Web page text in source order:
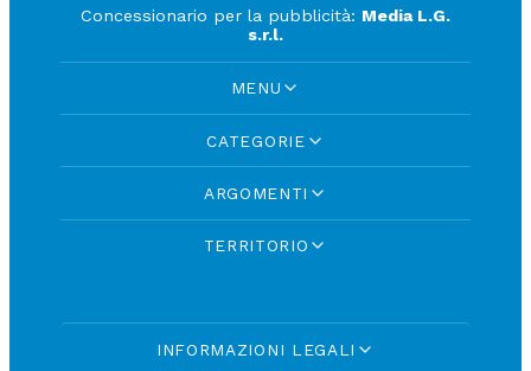
Concessionario per la pubblicità: Media L.G.
s.r.l.
MENU
CATEGORIE
ARGOMENTI
TERRITORIO
INFORMAZIONI LEGALI